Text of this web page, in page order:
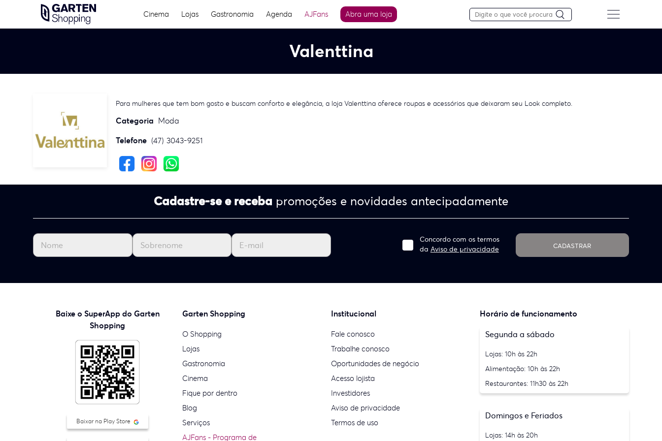
Cinema Lojas Gastronomia Agenda AJFans Abra uma loja
Valenttina
Para mulheres que tem bom gosto e buscam conforto e elegância, a loja Valenttina oferece roupas e acessórios que deixaram seu Look completo.
Categoria Moda
Telefone (47) 3043-9251
Cadastre-se e receba promoções e novidades antecipadamente
Concordo com os termos
da Aviso de privacidade CADASTRAR
Baixe o SuperApp do Garten
Shopping
Baixar na Play Store
Garten Shopping
O Shopping
Lojas
Gastronomia
Cinema
Fique por dentro
Blog
Serviços
AJFans - Programa de
Institucional
Fale conosco
Trabalhe conosco
Oportunidades de negócio
Acesso lojista
Investidores
Aviso de privacidade
Termos de uso
Horário de funcionamento
Segunda a sábado
Lojas: 10h às 22h
Alimentação: 10h às 22h
Restaurantes: 11h30 às 22h
Domingos e Feriados
Lojas: 14h às 20h